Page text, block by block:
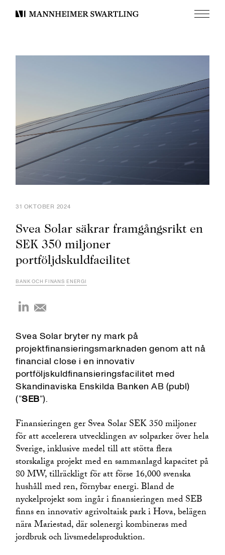
Mannheimer
Meny
31 OKTOBER 2024
Svea Solar säkrar framgångsrikt en
SEK 350 miljoner
portföljdskuldfacilitet
BANK OCH FINANS ENERGI
Svea Solar bryter ny mark på
projektfinansieringsmarknaden genom att nå
financial close i en innovativ
portföljskuldfinansieringsfacilitet med
Skandinaviska Enskilda Banken AB (publ)
(”SEB”).
Finansieringen ger Svea Solar SEK 350 miljoner
för att accelerera utvecklingen av solparker över hela
Sverige, inklusive medel till att stötta flera
storskaliga projekt med en sammanlagd kapacitet på
80 MW, tillräckligt för att förse 16,000 svenska
hushåll med ren, förnybar energi. Bland de
nyckelprojekt som ingår i finansieringen med SEB
finns en innovativ agrivoltaisk park i Hova, belägen
nära Mariestad, där solenergi kombineras med
jordbruk och livsmedelsproduktion.